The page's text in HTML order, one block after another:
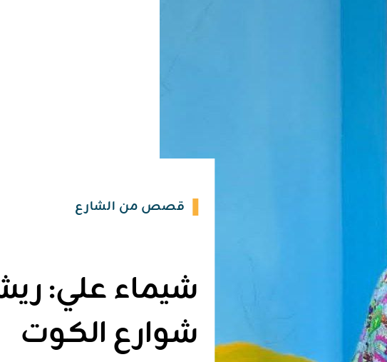
قصص من الشارع
شيماء علي:
شوارع الكوت